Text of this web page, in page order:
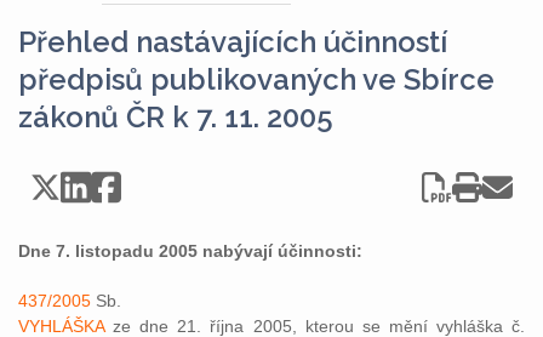
Přehled nastávajících účinností
předpisů publikovaných ve Sbírce
zákonů ČR k 7. 11. 2005
Dne 7. listopadu 2005 nabývají účinnosti:
437/2005 Sb.
VYHLÁŠKAze dne 21. října 2005, kterou se mění vyhláška č.